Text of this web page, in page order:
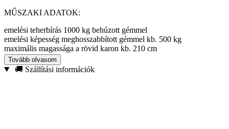
MŰSZAKI ADATOK:
emelési teherbírás 1000 kg behúzott gémmel
emelési képesség meghosszabbított gémmel kb. 500 kg
maximális magassága a rövid karon kb. 210 cm
minimális magassága a rövid karon körülbelül 48 cm
maximális karhossz 130 cm
Tovább olvasom
🚚 Szállítási információk